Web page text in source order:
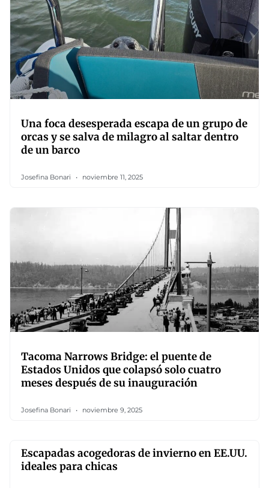
Una foca desesperada escapa de un grupo de
orcas y se salva de milagro al saltar dentro
de un barco
Josefina Bonari noviembre 11, 2025
Tacoma Narrows Bridge: el puente de
Estados Unidos que colapsó solo cuatro
meses después de su inauguración
Josefina Bonari noviembre 9, 2025
Escapadas acogedoras de invierno en EE.UU.
ideales para chicas